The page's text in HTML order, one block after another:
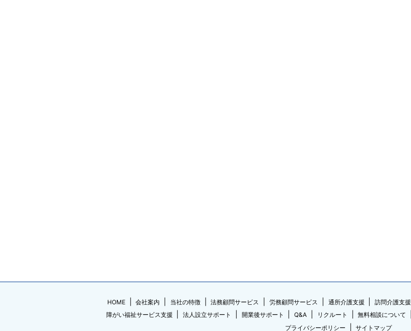
HOME 会社案内 当社の特徴 法務顧問サービス 労務顧問サービス 通所介護支援 訪問介護支援
障がい福祉サービス支援
法人設立サポート 開業後サポート Q&A リクルート 無料相談について
プライバシーポリシー
サイトマップ